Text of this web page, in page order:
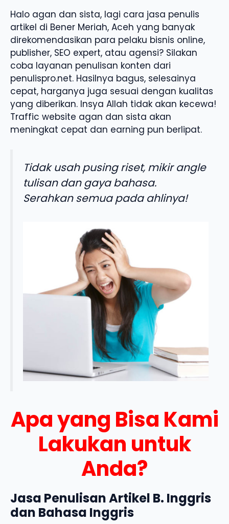
Halo agan dan sista, lagi cara jasa penulis
artikel di Bener Meriah, Aceh yang banyak
direkomendasikan para pelaku bisnis online,
publisher, SEO expert, atau agensi? Silakan
coba layanan penulisan konten dari
penulispro.net. Hasilnya bagus, selesainya
cepat, harganya juga sesuai dengan kualitas
yang diberikan. Insya Allah tidak akan kecewa!
Traffic website agan dan sista akan
meningkat cepat dan earning pun berlipat.
Tidak usah pusing riset, mikir angle
tulisan dan gaya bahasa.
Serahkan semua pada ahlinya!
Apa yang Bisa Kami
Lakukan untuk
Anda?
Jasa Penulisan Artikel B. Inggris
dan Bahasa Inggris